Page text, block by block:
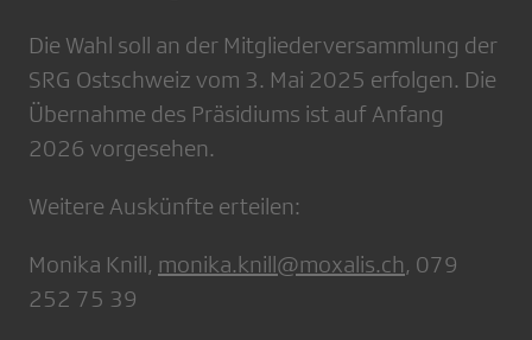
Die Wahl soll an der Mitgliederversammlung der
SRG Ostschweiz vom 3. Mai 2025 erfolgen. Die
Übernahme des Präsidiums ist auf Anfang
2026 vorgesehen.
Weitere Auskünfte erteilen:
Monika Knill, monika.knill@moxalis.ch, 079
252 75 39